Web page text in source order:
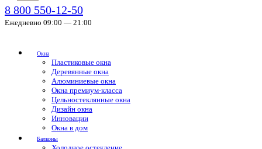
8 800 550-12-50
Ежедневно 09:00 — 21:00
Окна
Пластиковые окна
Деревянные окна
Алюминиевые окна
Окна премиум-класса
Цельностеклянные окна
Дизайн окна
Инновации
Окна в дом
Балконы